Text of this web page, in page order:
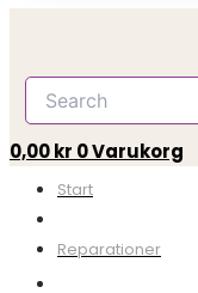
0,00kr 0Varukorg
Start